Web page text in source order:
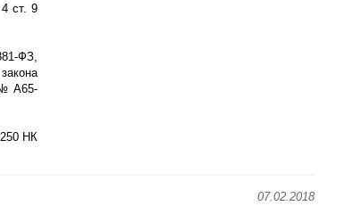
ст. 9
ФЗ,
№ А65-
НК
07.02.2018